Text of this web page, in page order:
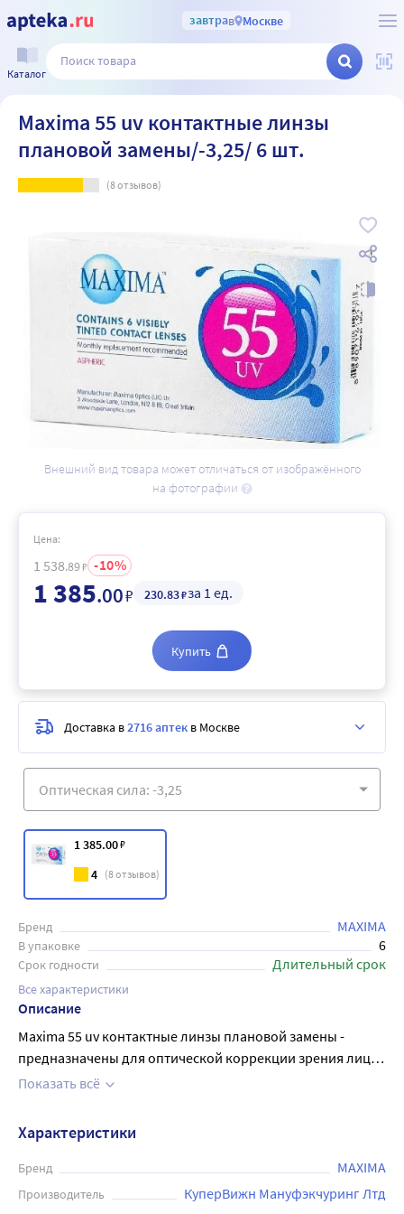
завтрав Москве
Каталог
Maxima 55 uv контактные линзы
плановой замены/-3,25/ 6 шт.
(8отзывов)
Внешний вид товара может отличаться от изображённого
на фотографии
1 385.00₽
4 (8отзывов)
Бренд MAXIMA
В упаковке 6
Срок годности Длительный срок
Все характеристики
Описание
Maxima 55 uv контактные линзы плановой замены -
предназначены для оптической коррекции зрения лиц,
не имеющих заболеваний глаз и с минимальной
зрения. Базовая кривизна - 8,6 мм Диаметр - 14,2 мм
Режим замены - ежемесячный (раз в 30 дней). Это
оптимальный выбор для людей, которые ценят
постоянство и предпочитают линзы плановой замены: 6
линз в упаковке гарантируют запас контактных линз.
Показать всё
Цена:
1 538.89₽ 10
1 385.00₽ 230.83₽за 1 ед.
Купить
Доставка в2716 аптек в Москве
Характеристики
Бренд MAXIMA
Производитель КуперВижн Мануфэкчуринг Лтд